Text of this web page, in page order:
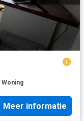
Meer informatie